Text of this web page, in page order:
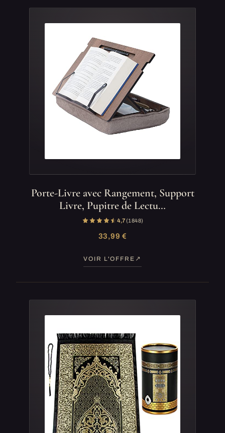
Porte-Livre avec Rangement, Support
Livre, Pupitre de Lectu…
4,7(1 848)
33,99 €
VOIR L'OFFRE